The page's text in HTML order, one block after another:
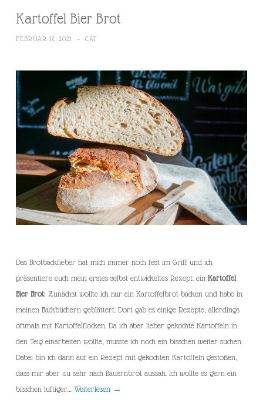
Kartoffel Bier Brot
FEBRUAR 17, 2021 ~ CAT
Das Brotbackfieber hat mich immer noch fest im Griff und ich
präsentiere euch mein erstes selbst entwickeltes Rezept: ein Kartoffel
Bier Brot! Zunächst wollte ich nur ein Kartoffelbrot backen und habe in
meinen Backbüchern geblättert. Dort gab es einige Rezepte, allerdings
oftmals mit Kartoffelflocken. Da ich aber lieber gekochte Kartoffeln in
den Teig einarbeiten wollte, musste ich noch ein bisschen weiter suchen.
Dabei bin ich dann auf ein Rezept mit gekochten Kartoffeln gestoßen,
dass mir aber zu sehr nach Bauernbrot aussah. Ich wollte es gern ein
bisschen luftiger… Weiterlesen →